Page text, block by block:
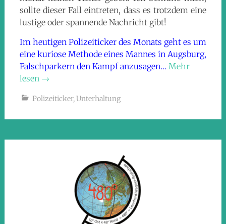
sollte dieser Fall eintreten, dass es trotzdem eine
lustige oder spannende Nachricht gibt!
Im heutigen Polizeiticker des Monats geht es um
eine kuriose Methode eines Mannes in Augsburg,
Falschparkern den Kampf anzusagen… Mehr
lesen →
Polizeiticker,Unterhaltung